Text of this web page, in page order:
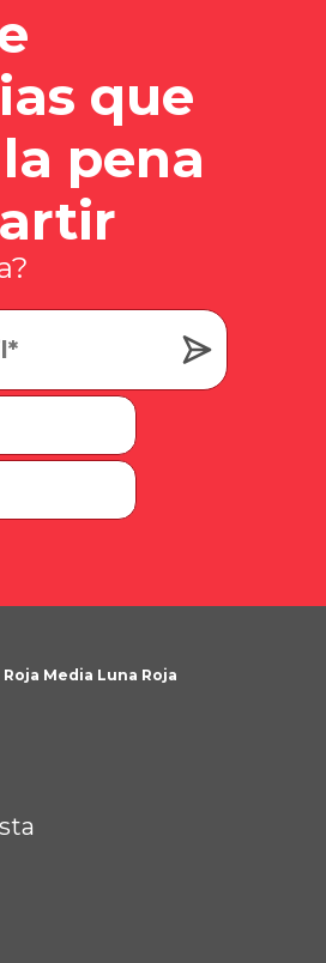
que
pena
Media Luna Roja